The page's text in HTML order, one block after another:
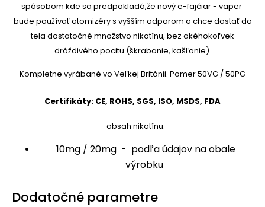
spôsobom kde sa predpokladá,že nový e-fajčiar - vaper
bude používať atomizéry s vyšším odporom a chce dostať do
tela dostatočné množstvo nikotínu, bez akéhokoľvek
dráždivého pocitu (škrabanie, kašľanie).
Kompletne vyrábané vo Veľkej Británii. Pomer 50VG / 50PG
Certifikáty: CE, ROHS, SGS, ISO, MSDS, FDA
- obsah nikotínu:
10mg / 20mg - podľa údajov na obale
výrobku
Dodatočné parametre